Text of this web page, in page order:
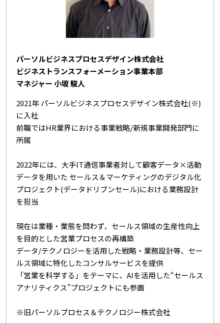
パーソルビジネスプロセスデザイン株式会社
ビジネストランスフォーメーション事業本部
マネジャー 小坂 駿人
2021年 パーソルビジネスプロセスデザイン株式会社(※)
に入社
前職ではHR業界における事業戦略/新規事業開発部門に
所属
2022年には、大手IT通信事業者対して顧客データ×活動
データを用いた セールス＆マーケティングのデジタル化
プロジェクト(データドリブンセール)における業務設計
を担当
現在は業種・業態を問わず、セールス領域の生産性向上
を目的とした営業プロセスの再構築
データ/テクノロジーを活用した戦略・業務設計等、セー
ルス領域に特化したコンサルサービスを提供
「営業を科学する」をテーマに、AIを活用した“セールス
アナリティクス”プロジェクトにも参画
※旧パーソルプロセス＆テクノロジー株式会社